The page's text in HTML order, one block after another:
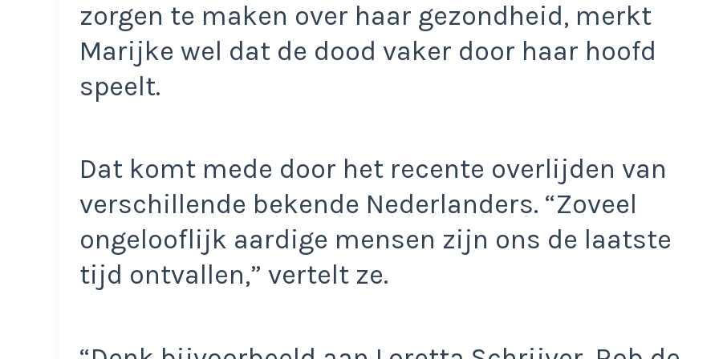
zorgen te maken over haar gezondheid, merkt
Marijke wel dat de dood vaker door haar hoofd
speelt.
Dat komt mede door het recente overlijden van
verschillende bekende Nederlanders. “Zoveel
ongelooflijk aardige mensen zijn ons de laatste
tijd ontvallen,” vertelt ze.